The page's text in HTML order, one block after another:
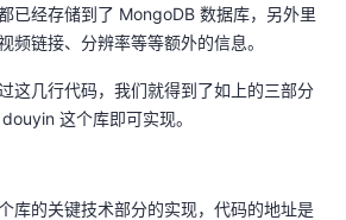
已经存储到了 MongoDB 数据库，另外里
频链接、分辨率等等额外的信息。
这几行代码，我们就得到了如上的三部分
这个库即可实现。
库的关键技术部分的实现，代码的地址是